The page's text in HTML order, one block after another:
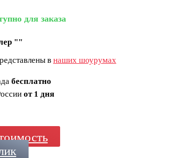
для заказа
""
в наших шоурумах
бесплатно
от 1 дня